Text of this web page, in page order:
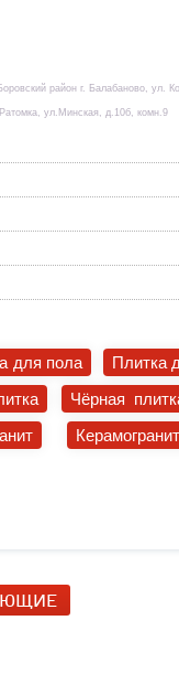
район г. Балабаново, ул.
ул.Минская, д.10б, комн.9
для пола Плитка
Чёрная